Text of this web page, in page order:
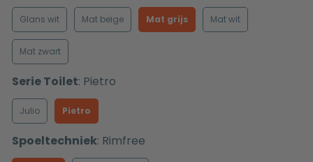
Glans wit Mat beige Mat grijs Mat wit
Mat zwart
Serie Toilet: Pietro
Julio Pietro
Spoeltechniek: Rimfree